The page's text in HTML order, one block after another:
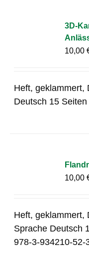
3D-
10,00
Heft, geklammert,
Deutsch 15 Seiten
10,00
Heft, geklammert,
Sprache Deutsch
978-3-934210-52-